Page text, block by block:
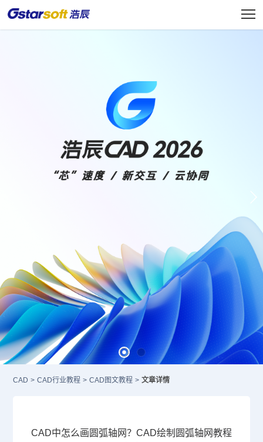
CAD > CAD行业教程 > CAD图文教程 > 文章详情
CAD中怎么画圆弧轴网？CAD绘制圆弧轴网教程